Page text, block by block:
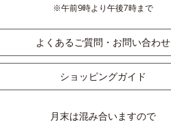
午前9時より午後7時まで
よくあるご質問・お問い合わせ
ショッピングガイド
月末は混み合いますので